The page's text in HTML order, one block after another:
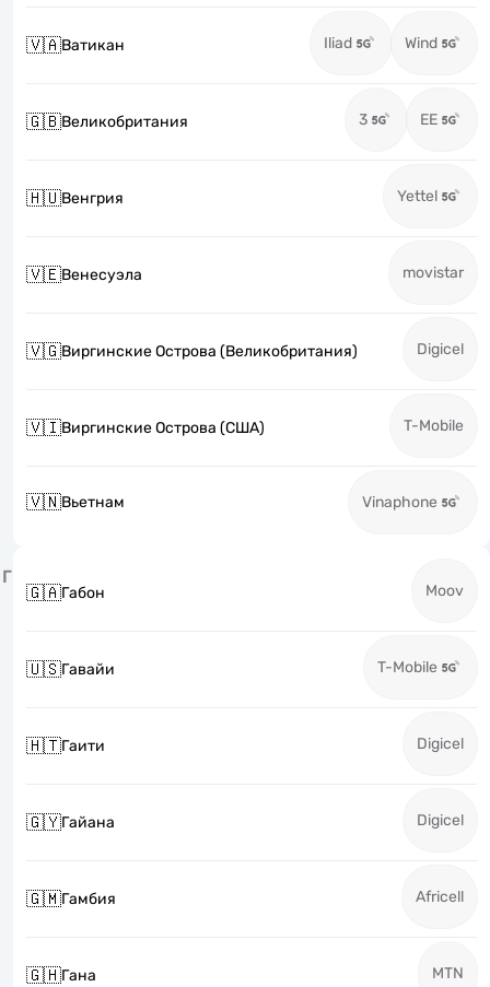
🇻🇦Ватикан Iliad Wind
🇬🇧Великобритания 3 EE
🇭🇺Венгрия Yettel
🇻🇪Венесуэла movistar
🇻🇬Виргинские Острова (Великобритания) Digicel
🇻🇮Виргинские Острова (США) T-Mobile
🇻🇳Вьетнам Vinaphone
Г
🇬🇦Габон Moov
🇺🇸Гавайи T-Mobile
🇭🇹Гаити Digicel
🇬🇾Гайана Digicel
🇬🇲Гамбия Africell
🇬🇭Гана MTN